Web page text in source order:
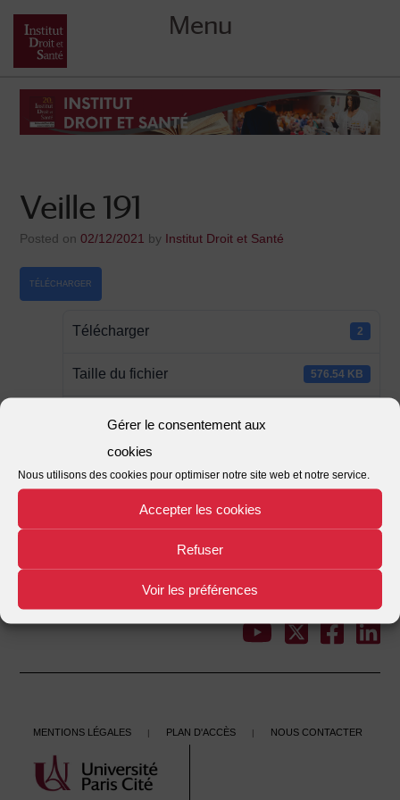
Gérer le consentement aux
cookies
Nous utilisons des cookies pour optimiser notre site web et notre service.
Accepter les cookies
Refuser
Voir les préférences
Menu
content
Veille 191
Posted on02/12/2021 by Institut Droit et Santé
TÉLÉCHARGER
Télécharger 2
Taille du fichier 576.54 KB
Nombre de fichiers
Date de création
Dernière mise à jour
This entry was posted in . Bookmark the.
Post
navigation
← →
Mentions légales | Plan d'accès | Nous contacter